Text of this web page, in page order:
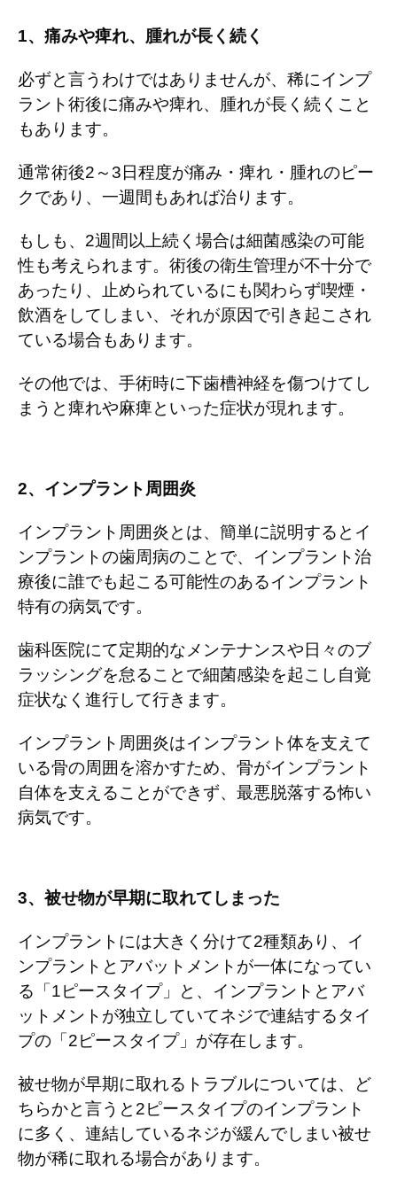
1、痛みや痺れ、腫れが長く続く
必ずと言うわけではありませんが、稀にインプ
ラント術後に痛みや痺れ、腫れが長く続くこと
もあります。
通常術後2 ～3 日程度が痛み・痺れ・腫れのピー
クであり、一週間もあれば治ります。
もしも、 2週間以上続く場合は細菌感染の可能
性も考えられます。術後の衛生管理が不十分で
あったり、止められているにも関わらず喫煙・
飲酒をしてしまい、それが原因で引き起こされ
ている場合もあります。
その他では、手術時に下歯槽神経を傷つけてし
まうと痺れや麻痺といった症状が現れます。
2、インプラント周囲炎
インプラント周囲炎とは、簡単に説明するとイ
ンプラントの歯周病のことで、インプラント治
療後に誰でも起こる可能性のあるインプラント
特有の病気です。
歯科医院にて定期的なメンテナンスや日々のブ
ラッシングを怠ることで細菌感染を起こし自覚
症状なく進行して行きます。
インプラント周囲炎はインプラント体を支えて
いる骨の周囲を溶かすため、骨がインプラント
自体を支えることができず、最悪脱落する怖い
病気です。
3、被せ物が早期に取れてしまった
インプラントには大きく分けて2種類あり、イ
ンプラントとアバットメントが一体になってい
る「 1ピースタイプ」と、インプラントとアバ
ットメントが独立していてネジで連結するタイ
プの「 2ピースタイプ」が存在します。
被せ物が早期に取れるトラブルについては、ど
ちらかと言うと 2ピースタイプのインプラント
に多く、連結しているネジが緩んでしまい被せ
物が稀に取れる場合があります。